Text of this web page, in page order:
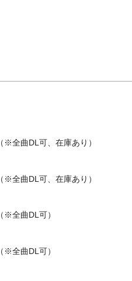
（※全曲DL可、在庫あり）
（※全曲DL可、在庫あり）
（※全曲DL可）
（※全曲DL可）